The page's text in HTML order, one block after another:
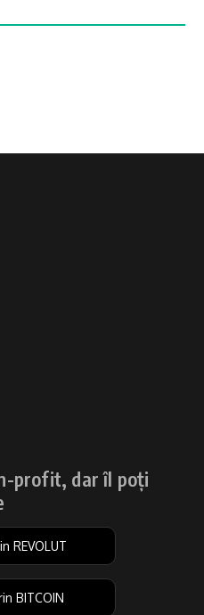
profit, dar îl poți
REVOLUT
BITCOIN